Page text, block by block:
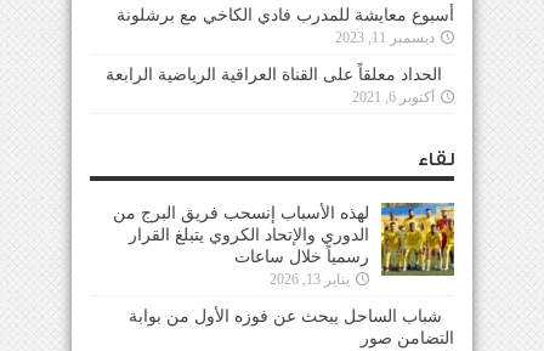
أسبوع معايشة للمدرب فادي الكاخي مع برشلونة
ديسمبر 11, 2023
الحداد معلقاً على القناة العراقية الرياضية الرابعة
أكتوبر 6, 2021
لقاء
لهذه الأسباب إنسحب فريق البرج من
الدوري والإتحاد الكروي يتبلغ القرار
رسمياً خلال ساعات
يناير 13, 2026
شباب الساحل يبحث عن فوزه الأول من بوابة
التضامن صور